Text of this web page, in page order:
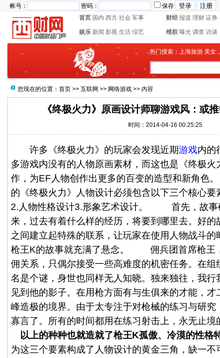
帐号： 密码：
保存
首页 国内 西方 社会 军事 财经 报道 理财 证券
娱乐 新闻 影视 生活 综艺 维权 曝光 调查 访谈
热门搜索： 上海旅游 美女
您现在的位置： 首页 >> 互联网 >> 网络游戏 >> 内容
《终极火力》原画设计师聊游戏风：或
时间：2014-04-16 00:25:25
许多《终极火力》的玩家会发现近期游戏内的
多游戏内没有的人物原画素材，而这也是《终极
作，为EF人物创作出更多的百变的造型和新角
的《终极火力》人物设计必须包含以下三个核心
2.人物性格设计3.形象艺术设计。 首先，故事
来，过去有着什么样的经历，将要到哪里去。好的
之间建立起特殊的联系，让玩家在使用人物战斗
枪王K的故事就充满了悬念。 佣兵团首席枪王
佣关系，只偶尔接受一些高难度的机密任务。在
名是个谜，身世也同样无人知晓。独来独往，我行
见到他的影子。在用枪方面有与生俱来的才能，
峰造极的境界。由于太专注于对枪械的练习与研究
寡言了。所有的时间都用在练习射击上，永无止
以上的种种也就造就了枪王K孤傲、冷漠的性格
为这三个要素构成了人物设计的黄金三角，缺一